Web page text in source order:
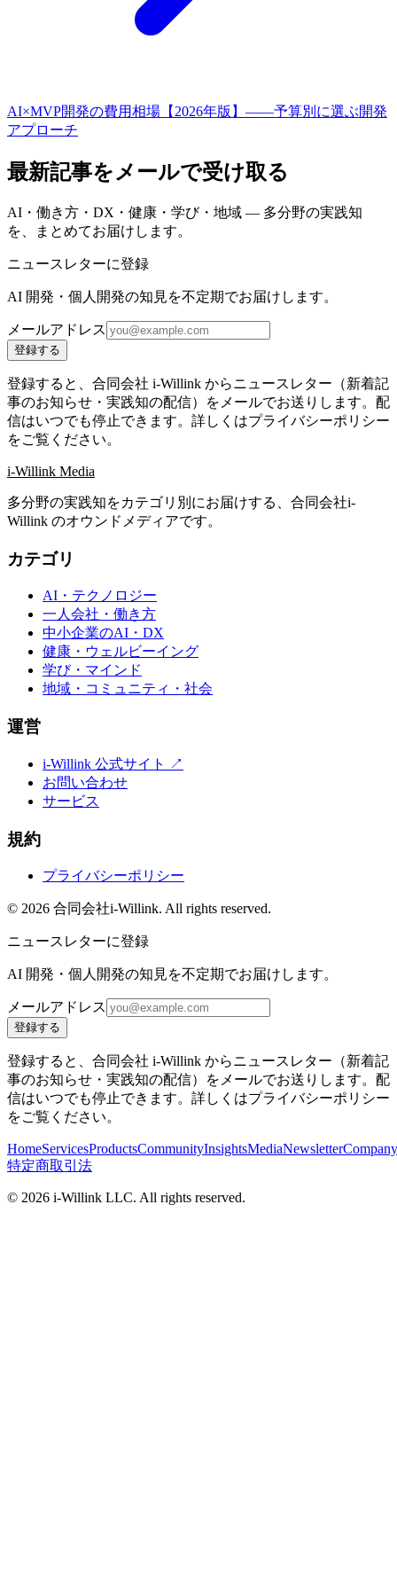
AI×MVP開発の費用相場【2026年版】——予算別に選ぶ開発
アプローチ
最新記事をメールで受け取る
AI・働き方・DX・健康・学び・地域 — 多分野の実践知
を、まとめてお届けします。
ニュースレターに登録
AI 開発・個人開発の知見を不定期でお届けします。
メールアドレス
登録する
登録すると、合同会社 i-Willink からニュースレター（新着記
事のお知らせ・実践知の配信）をメールでお送りします。配
信はいつでも停止できます。詳しくはプライバシーポリシー
をご覧ください。
i-Willink Media
多分野の実践知をカテゴリ別にお届けする、合同会社i-
Willink のオウンドメディアです。
カテゴリ
AI・テクノロジー
一人会社・働き方
中小企業のAI・DX
健康・ウェルビーイング
学び・マインド
地域・コミュニティ・社会
運営
i-Willink 公式サイト ↗
お問い合わせ
サービス
規約
プライバシーポリシー
© 2026 合同会社i-Willink. All rights reserved.
ニュースレターに登録
AI 開発・個人開発の知見を不定期でお届けします。
メールアドレス
登録する
登録すると、合同会社 i-Willink からニュースレター（新着記
事のお知らせ・実践知の配信）をメールでお送りします。配
信はいつでも停止できます。詳しくはプライバシーポリシー
をご覧ください。
HomeServicesProductsCommunityInsightsMediaNewsletterCompany
特定商取引法
© 2026 i-Willink LLC. All rights reserved.